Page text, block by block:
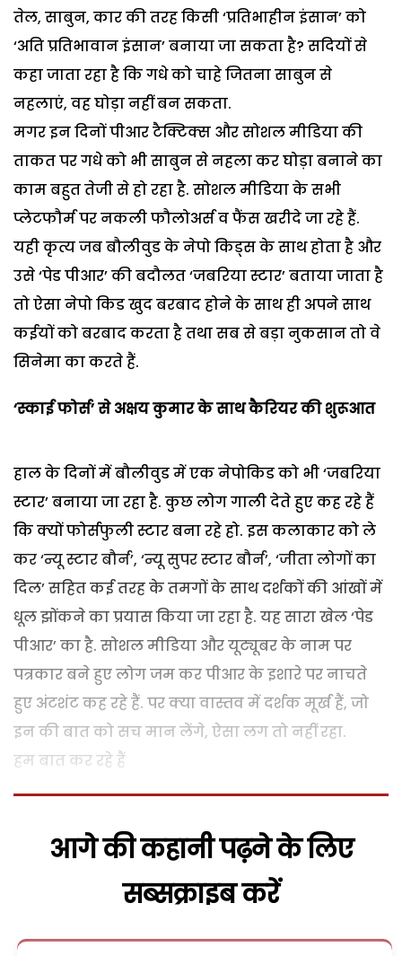
तेल, साबुन, कार की तरह किसी ‘प्रतिभाहीन इंसान’ को
‘अति प्रतिभावान इंसान’ बनाया जा सकता है? सदियों से
कहा जाता रहा है कि गधे को चाहे जितना साबुन से
नहलाएं, वह घोड़ा नहीं बन सकता.
मगर इन दिनों पीआर टैक्टिक्स और सोशल मीडिया की
ताकत पर गधे को भी साबुन से नहला कर घोड़ा बनाने का
काम बहुत तेजी से हो रहा है. सोशल मीडिया के सभी
प्लेटफौर्म पर नकली फौलोअर्स व फैंस खरीदे जा रहे हैं.
यही कृत्य जब बौलीवुड के नेपो किड्स के साथ होता है और
उसे ‘पेड पीआर’ की बदौलत ‘जबरिया स्टार’ बताया जाता है
तो ऐसा नेपो किड खुद बरबाद होने के साथ ही अपने साथ
कईयों को बरबाद करता है तथा सब से बड़ा नुकसान तो वे
सिनेमा का करते हैं.
‘स्काई फोर्स’ से अक्षय कुमार के साथ कैरियर की शुरूआत
हाल के दिनों में बौलीवुड में एक नेपोकिड को भी ‘जबरिया
स्टार’ बनाया जा रहा है. कुछ लोग गाली देते हुए कह रहे हैं
कि क्यों फोर्सफुली स्टार बना रहे हो. इस कलाकार को ले
कर ‘न्यू स्टार बौर्न’, ‘न्यू सुपर स्टार बौर्न’, ‘जीता लोगों का
दिल’ सहित कई तरह के तमगों के साथ दर्शकों की आंखों में
धूल झोंकने का प्रयास किया जा रहा है. यह सारा खेल ‘पेड
पीआर’ का है. सोशल मीडिया और यूट्यूबर के नाम पर
पत्रकार बने हुए लोग जम कर पीआर के इशारे पर नाचते
हुए अंटशंट कह रहे हैं. पर क्या वास्तव में दर्शक मूर्ख हैं, जो
इन की बात को सच मान लेंगे, ऐसा लग तो नहीं रहा.
हम बात कर रहे हैं
आगे की कहानी पढ़ने के लिए
सब्सक्राइब करें